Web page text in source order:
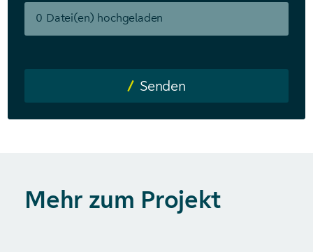
0 Datei(en) hochgeladen
Senden
Mehr zum Projekt